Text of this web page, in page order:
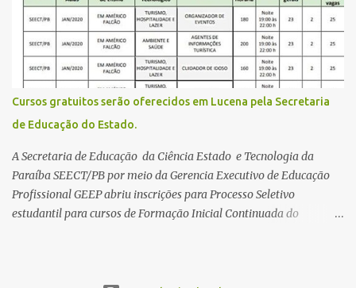
Direito de solicitar a isenção O Inep prevê a gratuidade na
inscrição do exame para os seguintes casos: · matriculados no 3º
ano do ensino médio em escola pública, em 2026; LEIA MAIS
Usina Cultural tem fim de semana com literatura, música e evento
solidário Governo da Paraíba empossa 1000 novos professores e
mais convocações devem ocorrer Volta às aulas 2026.1 da
Faculdade Três Marias marca início do semestre e matrículas
seguem abertas para novos alunos · es...
Cursos gratuitos serão oferecidos em Lucena pela Secretaria
de Educação do Estado.
A Secretaria de Educação da Ciência Estado e Tecnologia da
Paraíba SEECT/PB por meio da Gerencia Executivo de Educação
Profissional GEEP abriu inscrições para Processo Seletivo
estudantil para cursos de Formação Inicial Continuada do